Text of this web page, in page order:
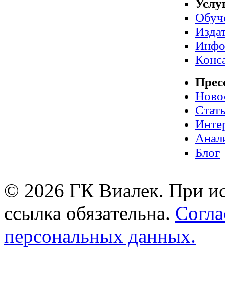
Блог
© 2026 ГК Виалек. При
ссылка обязательна.
персональных данных.